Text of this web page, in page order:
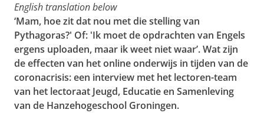
English translation below
‘Mam, hoe zit dat nou met die stelling van
Pythagoras?' Of: 'Ik moet de opdrachten van Engels
ergens uploaden, maar ik weet niet waar’. Wat zijn
de effecten van het online onderwijs in tijden van de
coronacrisis: een interview met het lectoren-team
van het lectoraat Jeugd, Educatie en Samenleving
van de Hanzehogeschool Groningen.